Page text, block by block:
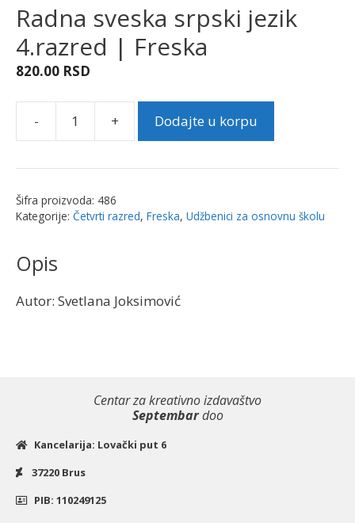
Radna sveska srpski jezik
4.razred | Freska
820.00 RSD
-
Radna
srpski
4.razred
+ Dodajte u korpu
Šifra proizvoda: 486
Kategorije: Četvrti razred, Freska, Udžbenici za osnovnu školu
Opis
Autor: Svetlana Joksimović
Centar za kreativno izdavaštvo
Septembardoo
Kancelarija: Lovački put 6
37220 Brus
PIB: 110249125